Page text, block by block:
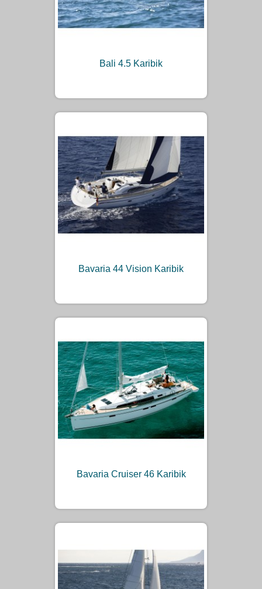
Bali 4.5 Karibik
Bavaria 44 Vision Karibik
Bavaria Cruiser 46 Karibik